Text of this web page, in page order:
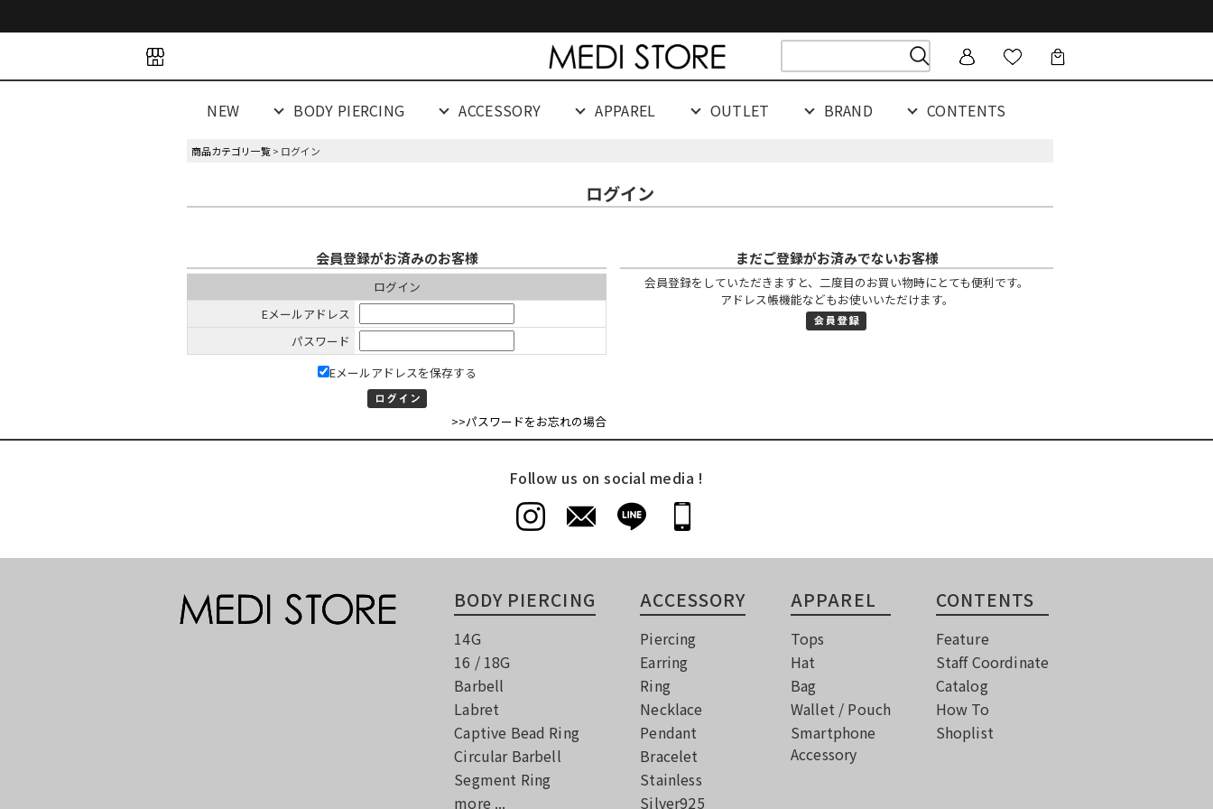
NEW BODY PIERCING ACCESSORY APPAREL OUTLET BRAND CONTENTS
商品カテゴリ一覧> ログイン
ログイン
会員登録がお済みのお客様
ログイン
Eメールアドレス
パスワード
Eメールアドレスを保存する
>>パスワードをお忘れの場合
まだご登録がお済みでないお客様
会員登録をしていただきますと、二度目のお買い物時にとても便利です。
アドレス帳機能などもお使いいただけます。
Follow us on social media !
BODY PIERCING
14G
16 / 18G
Barbell
Labret
Captive Bead Ring
Circular Barbell
Segment Ring
more ...
ACCESSORY
Piercing
Earring
Ring
Necklace
Pendant
Bracelet
Stainless
Silver925
APPAREL
Tops
Hat
Bag
Wallet / Pouch
Smartphone
Accessory
CONTENTS
Feature
Staff Coordinate
Catalog
How To
Shoplist